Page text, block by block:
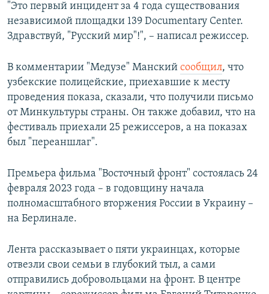
"Это первый инцидент за 4 года существования
независимой площадки 139 Documentary Center.
Здравствуй, "Русский мир"!", – написал режиссер.
В комментарии "Медузе" Манский сообщил, что
узбекские полицейские, приехавшие к месту
проведения показа, сказали, что получили письмо
от Минкультуры страны. Он также добавил, что на
фестиваль приехали 25 режиссеров, а на показах
был "переаншлаг".
Премьера фильма "Восточный фронт" состоялась 24
февраля 2023 года – в годовщину начала
полномасштабного вторжения России в Украину –
на Берлинале.
Лента рассказывает о пяти украинцах, которые
отвезли свои семьи в глубокий тыл, а сами
отправились добровольцами на фронт. В центре